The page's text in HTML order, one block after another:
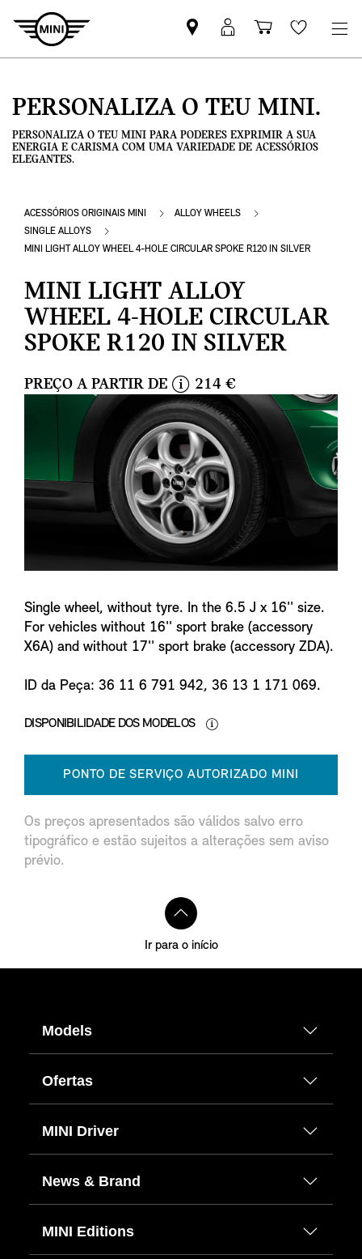
Pesquisar
parceiro
Iniciar
sessão
Carrinho
de
Wishlist
PERSONALIZA O TEU MINI.
PERSONALIZA O TEU MINI PARA PODERES EXPRIMIR A SUA
ENERGIA E CARISMA COM UMA VARIEDADE DE ACESSÓRIOS
ELEGANTES.
ACESSÓRIOS ORIGINAIS MINI
ALLOY WHEELS
SINGLE ALLOYS
MINI LIGHT ALLOY WHEEL 4-HOLE CIRCULAR SPOKE R120 IN SILVER
MINI LIGHT ALLOY
WHEEL 4-HOLE CIRCULAR
SPOKE R120 IN SILVER
PREÇO A PARTIR DE
i
n
f
o
214 €
Single wheel, without tyre. In the 6.5 J x 16'' size.
For vehicles without 16'' sport brake (accessory
X6A) and without 17'' sport brake (accessory ZDA).
ID da Peça: 36 11 6 791 942, 36 13 1 171 069.
DISPONIBILIDADE DOS MODELOS
PONTO DE SERVIÇO AUTORIZADO MINI
Os preços apresentados são válidos salvo erro
tipográfico e estão sujeitos a alterações sem aviso
prévio.
Ir para o início
Models
Ofertas
MINI Driver
News & Brand
MINI Editions